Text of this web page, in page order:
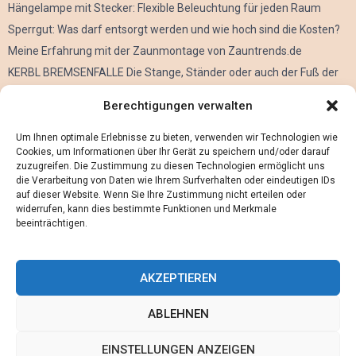
Berechtigungen verwalten
Um Ihnen optimale Erlebnisse zu bieten, verwenden wir Technologien wie
Cookies, um Informationen über Ihr Gerät zu speichern und/oder darauf
zuzugreifen. Die Zustimmung zu diesen Technologien ermöglicht uns
die Verarbeitung von Daten wie Ihrem Surfverhalten oder eindeutigen IDs
auf dieser Website. Wenn Sie Ihre Zustimmung nicht erteilen oder
widerrufen, kann dies bestimmte Funktionen und Merkmale
beeinträchtigen.
AKZEPTIEREN
ABLEHNEN
EINSTELLUNGEN ANZEIGEN
Hängelampe mit Stecker: Flexible Beleuchtung für jeden Raum
Sperrgut: Was darf entsorgt werden und wie hoch sind die Kosten?
Meine Erfahrung mit der Zaunmontage von Zauntrends.de
KERBL BREMSENFALLE Die Stange, Ständer oder auch der Fuß der
Alles über Metall Schleifen